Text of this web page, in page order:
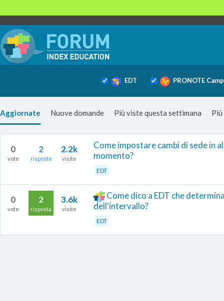
EDT PRONOTE
Aggiornate Nuove domande Più viste questa settimana
0
vote
2
risposte
2.2k
visite
Come impostare cambi di sede in
momento?
EDT
0
vote
2
risposta
3.6k
visite
Come dico a EDT che
dell'intervallo?
EDT